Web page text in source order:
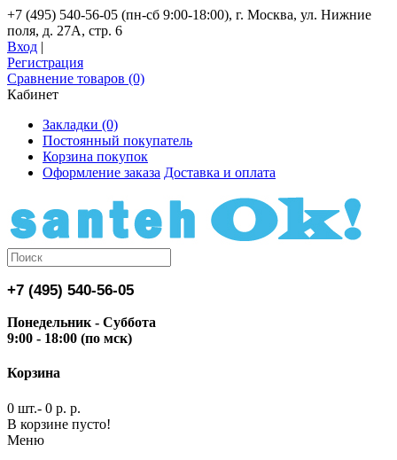
+7 (495) 540-56-05 (пн-сб 9:00-18:00), г. Москва, ул. Нижние
поля, д. 27А, стр. 6
Вход |
Регистрация
Сравнение товаров (0)
Кабинет
Закладки (0)
Постоянный покупатель
Корзина покупок
Оформление заказа Доставка и оплата
+7 (495) 540-56-05
Понедельник - Суббота
9:00 - 18:00 (по мск)
Корзина
0 шт.- 0 р. р.
В корзине пусто!
Меню